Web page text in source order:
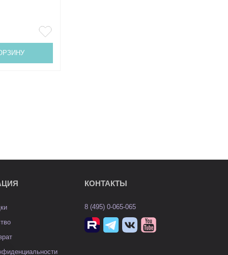
КОНТАКТЫ
8 (495) 0-065-065